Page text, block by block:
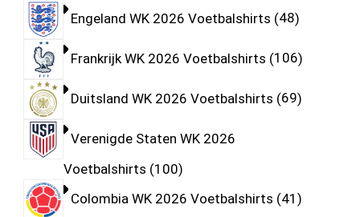
Engeland WK 2026 Voetbalshirts 48
Frankrijk WK 2026 Voetbalshirts 106
Duitsland WK 2026 Voetbalshirts 69
Verenigde Staten WK 2026
Voetbalshirts 100
Colombia WK 2026 Voetbalshirts 41